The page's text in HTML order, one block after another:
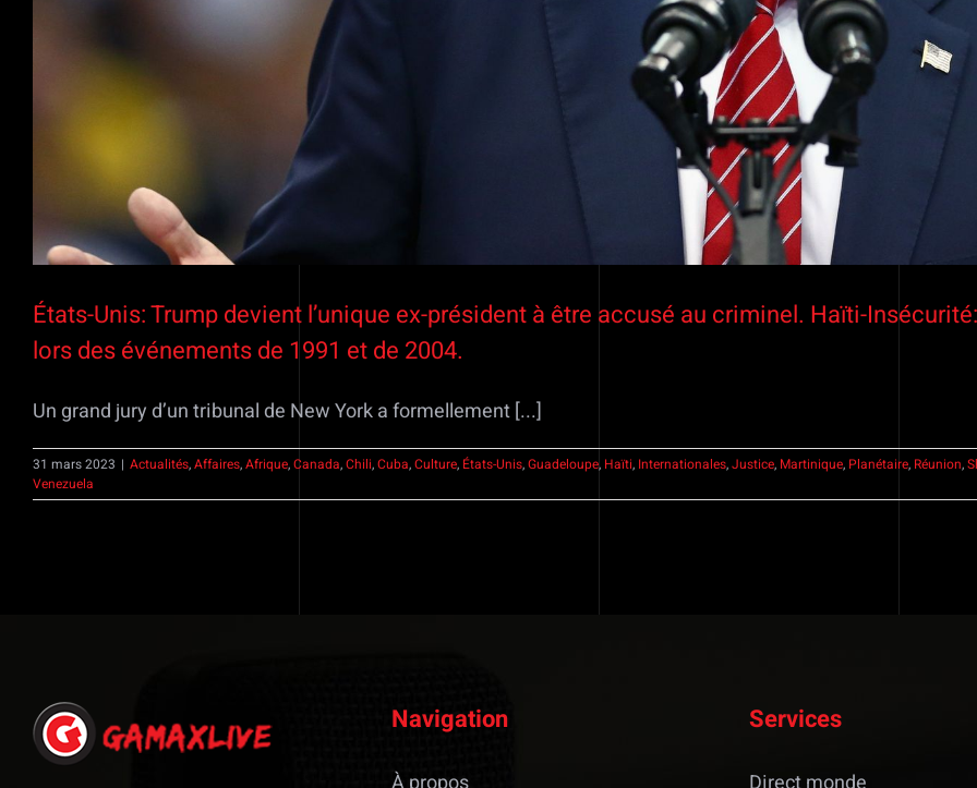
États-Unis: Trump devient l’unique ex-président à être accusé au criminel. Haïti-
lors des événements de 1991 et de 2004.
Un grand jury d’un tribunal de New York a formellement [...]
31 mars 2023 | Actualités,Affaires,Afrique,Canada,Chili,Cuba,Culture, États-Unis,Guadeloupe, Haïti, Internationales,Justice, Martinique, Planétaire, Réunion,
Venezuela
Navigation Services